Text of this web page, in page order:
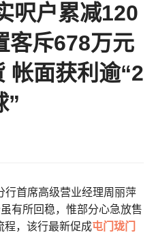
呎户累减120
客斥678万元
帐面获利逾“2
”
行首席高级营业经理周丽萍
有所回稳，惟部分心急放售
程，该行最新促成屯门 珑门